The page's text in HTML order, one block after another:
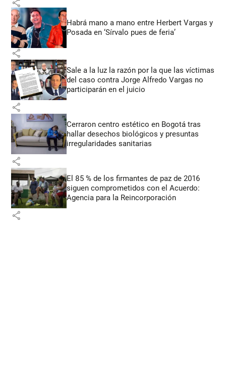
Habrá mano a mano entre Herbert Vargas y
Posada en ‘Sírvalo pues de feria’
share
Sale a la luz la razón por la que las víctimas
del caso contra Jorge Alfredo Vargas no
participarán en el juicio
share
Cerraron centro estético en Bogotá tras
hallar desechos biológicos y presuntas
irregularidades sanitarias
share
El 85 % de los firmantes de paz de 2016
siguen comprometidos con el Acuerdo:
Agencia para la Reincorporación
share